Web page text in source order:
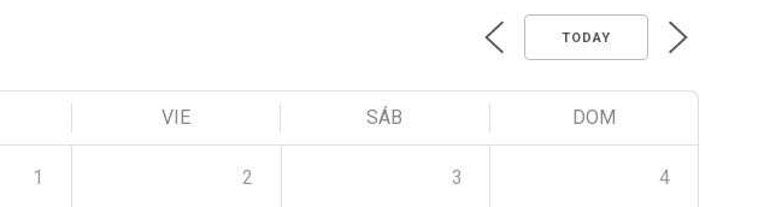
TODAY
VIE SÁB DOM
1 2 3 4